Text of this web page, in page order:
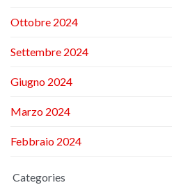
Ottobre 2024
Settembre 2024
Giugno 2024
Marzo 2024
Febbraio 2024
Categories